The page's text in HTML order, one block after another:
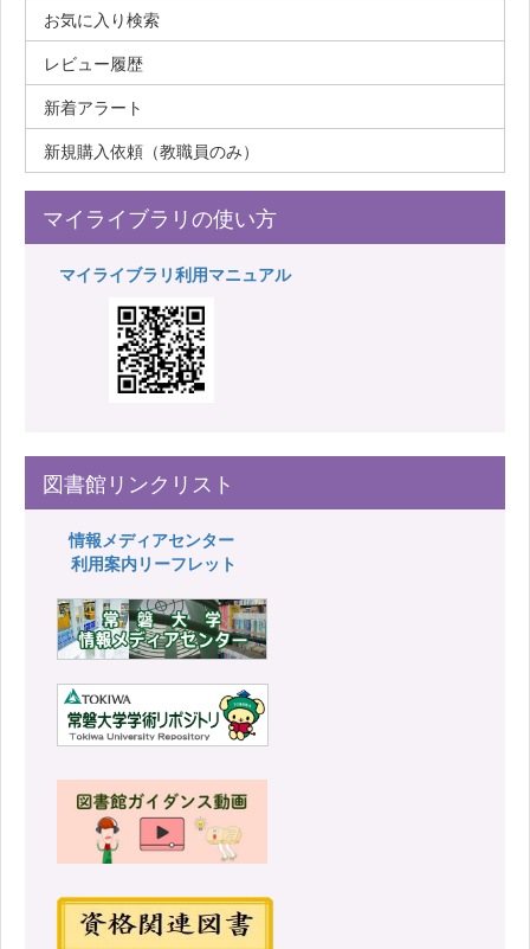
お気に入り検索
レビュー履歴
新着アラート
新規購入依頼（教職員のみ）
マイライブラリの使い方
マイライブラリ利用マニュアル
図書館リンクリスト
情報メディアセンター
利用案内リーフレット